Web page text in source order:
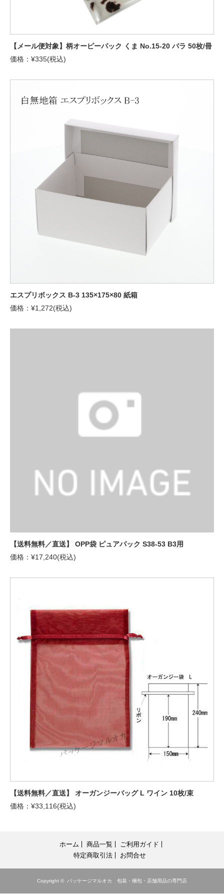
【メール便対象】柄オーピーパック くま No.15-20 バラ 50枚/冊
価格：¥335(税込)
エスプリボックス B-3 135×175×80 紙箱
価格：¥1,272(税込)
【送料無料／直送】 OPP袋 ピュアパック S38-53 B3用
価格：¥17,240(税込)
【送料無料／直送】 オーガンジーバッグ L ワイン 10枚/束
価格：¥33,116(税込)
ホーム 商品一覧
ご利用ガイド
特定商取引法
お問合せ
Copyright © パッケージマルオカ 包装・梱包・店舗用品の専門店